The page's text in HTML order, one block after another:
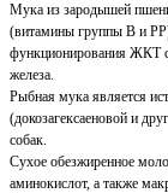
Мука из зародышей
(витамины группы В и
функционирования ЖКТ
железа.
Рыбная мука является
(докозагексаеновой и
собак.
Сухое обезжиренное
аминокислот, а также